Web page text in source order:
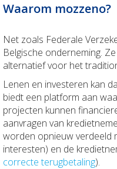
Waarom mozzeno?
Net zoals Federale
Belgische onderneming.
alternatief voor het
Lenen en investeren kan
biedt een platform aan
projecten kunnen
aanvragen van
worden opnieuw verdeeld
interesten) en de
correcte terugbetaling).